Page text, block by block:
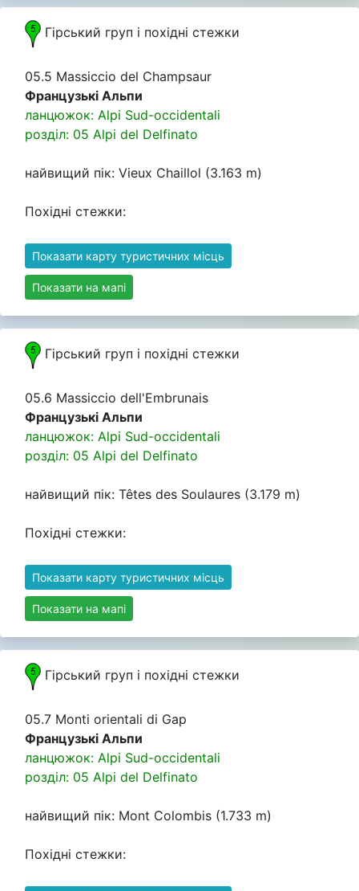
Гірський груп i похідні стежки
05.5 Massiccio del Champsaur
Французькі Альпи
ланцюжок: Alpi Sud-occidentali
розділ: 05 Alpi del Delfinato
найвищий пік: Vieux Chaillol (3.163 m)
Похідні стежки:
Показати карту туристичних місць
Показати на мапі
Гірський груп i похідні стежки
05.6 Massiccio dell'Embrunais
Французькі Альпи
ланцюжок: Alpi Sud-occidentali
розділ: 05 Alpi del Delfinato
найвищий пік: Têtes des Soulaures (3.179 m)
Похідні стежки:
Показати карту туристичних місць
Показати на мапі
Гірський груп i похідні стежки
05.7 Monti orientali di Gap
Французькі Альпи
ланцюжок: Alpi Sud-occidentali
розділ: 05 Alpi del Delfinato
найвищий пік: Mont Colombis (1.733 m)
Похідні стежки: